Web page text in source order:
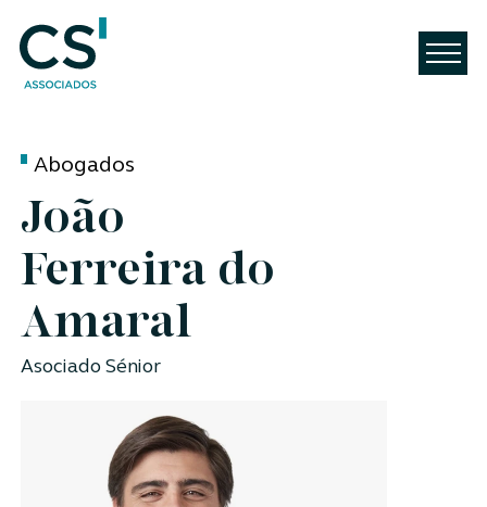
Abogados
João
Ferreira do
Amaral
Asociado Sénior